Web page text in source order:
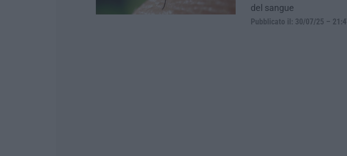
del sangue
Pubblicato il: 30/07/25 –